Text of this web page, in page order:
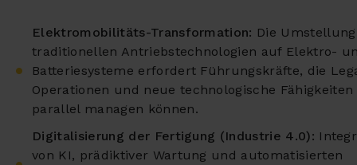
Elektromobilitäts-Transformation: Die
traditionellen Antriebstechnologien auf Elektro-
Batteriesysteme erfordert Führungskräfte, die
Operationen und neue technologische Fähigkeiten
parallel managen können.
Digitalisierung der Fertigung (Industrie 4.0):
von KI, prädiktiver Wartung und automatisierten